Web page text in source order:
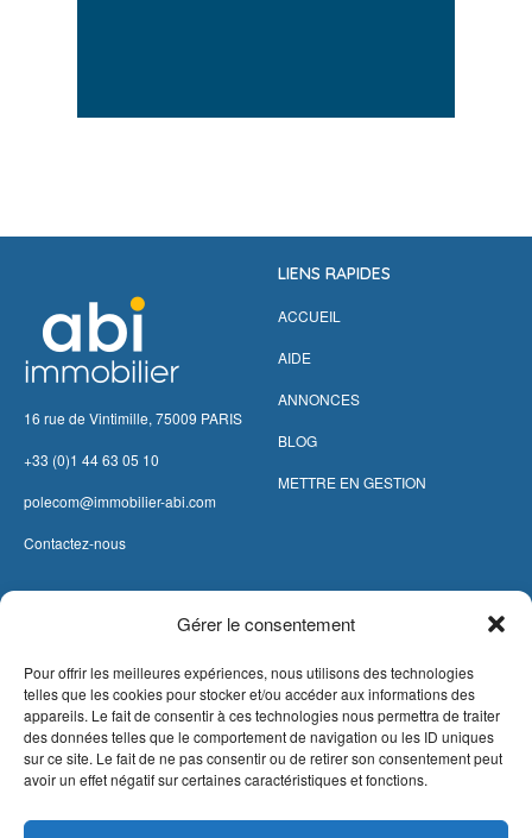
Gérer le consentement
Pour offrir les meilleures expériences, nous utilisons des technologies
telles que les cookies pour stocker et/ou accéder aux informations des
appareils. Le fait de consentir à ces technologies nous permettra de traiter
des données telles que le comportement de navigation ou les ID uniques
sur ce site. Le fait de ne pas consentir ou de retirer son consentement peut
avoir un effet négatif sur certaines caractéristiques et fonctions.
16 rue de Vintimille, 75009 PARIS
+33 (0)1 44 63 05 10
polecom@immobilier-abi.com
Contactez-nous
LIENS RAPIDES
ACCUEIL
AIDE
ANNONCES
BLOG
METTRE EN GESTION
ESTIMER MON LOYER
PROPOSEZ VOTRE
APPARTEMENT
CONDITIONS DE VENTE
LA SOLUTION IMMO
MENTIONS LÉGALES
POLITIQUE DE